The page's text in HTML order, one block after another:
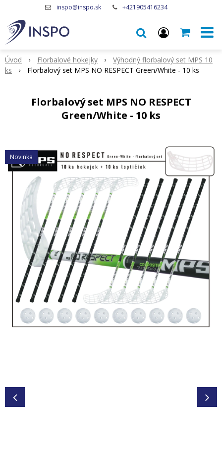
inspo@inspo.sk +421905416234
Úvod Florbalové hokejky
Výhodný florbalový set MPS 10
ks
Florbalový set MPS NO RESPECT Green/White - 10 ks
Florbalový set MPS NO RESPECT
Green/White - 10 ks
Novinka